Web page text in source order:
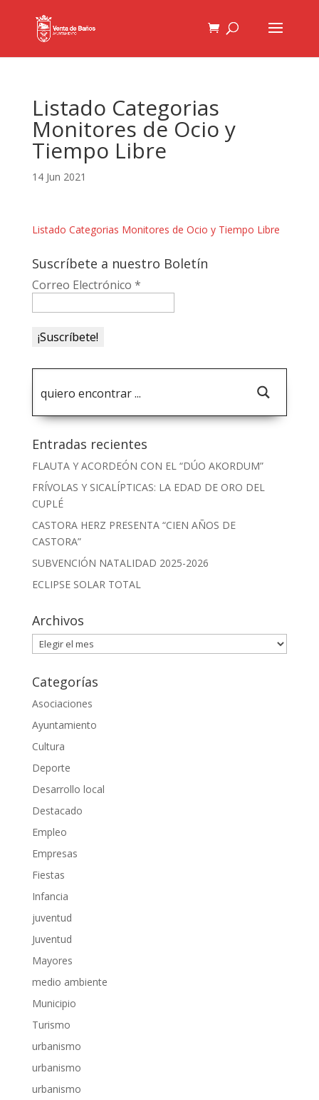
Listado Categorias
Monitores de Ocio y
Tiempo Libre
14 Jun 2021
Listado Categorias Monitores de Ocio y Tiempo Libre
Suscríbete a nuestro Boletín
Correo Electrónico *
Entradas recientes
FLAUTA Y ACORDEÓN CON EL “DÚO AKORDUM”
FRÍVOLAS Y SICALÍPTICAS: LA EDAD DE ORO DEL
CUPLÉ
CASTORA HERZ PRESENTA “CIEN AÑOS DE
CASTORA”
SUBVENCIÓN NATALIDAD 2025-2026
ECLIPSE SOLAR TOTAL
Archivos
Archivos
Categorías
Asociaciones
Ayuntamiento
Cultura
Deporte
Desarrollo local
Destacado
Empleo
Empresas
Fiestas
Infancia
juventud
Juventud
Mayores
medio ambiente
Municipio
Turismo
urbanismo
urbanismo
urbanismo